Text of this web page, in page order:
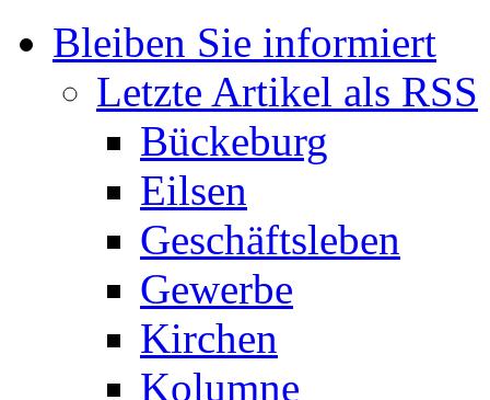
Bleiben Sie informiert
Letzte Artikel als RSS
Bückeburg
Eilsen
Geschäftsleben
Gewerbe
Kirchen
Kolumne